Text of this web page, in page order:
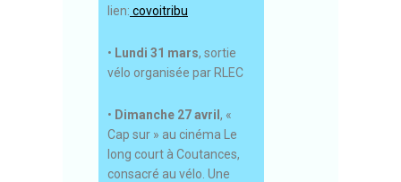
lien: covoitribu
• Lundi 31 mars, sortie
vélo organisée par RLEC
• Dimanche 27 avril , «
Cap sur » au cinéma Le
long court à Coutances,
consacré au vélo. Une